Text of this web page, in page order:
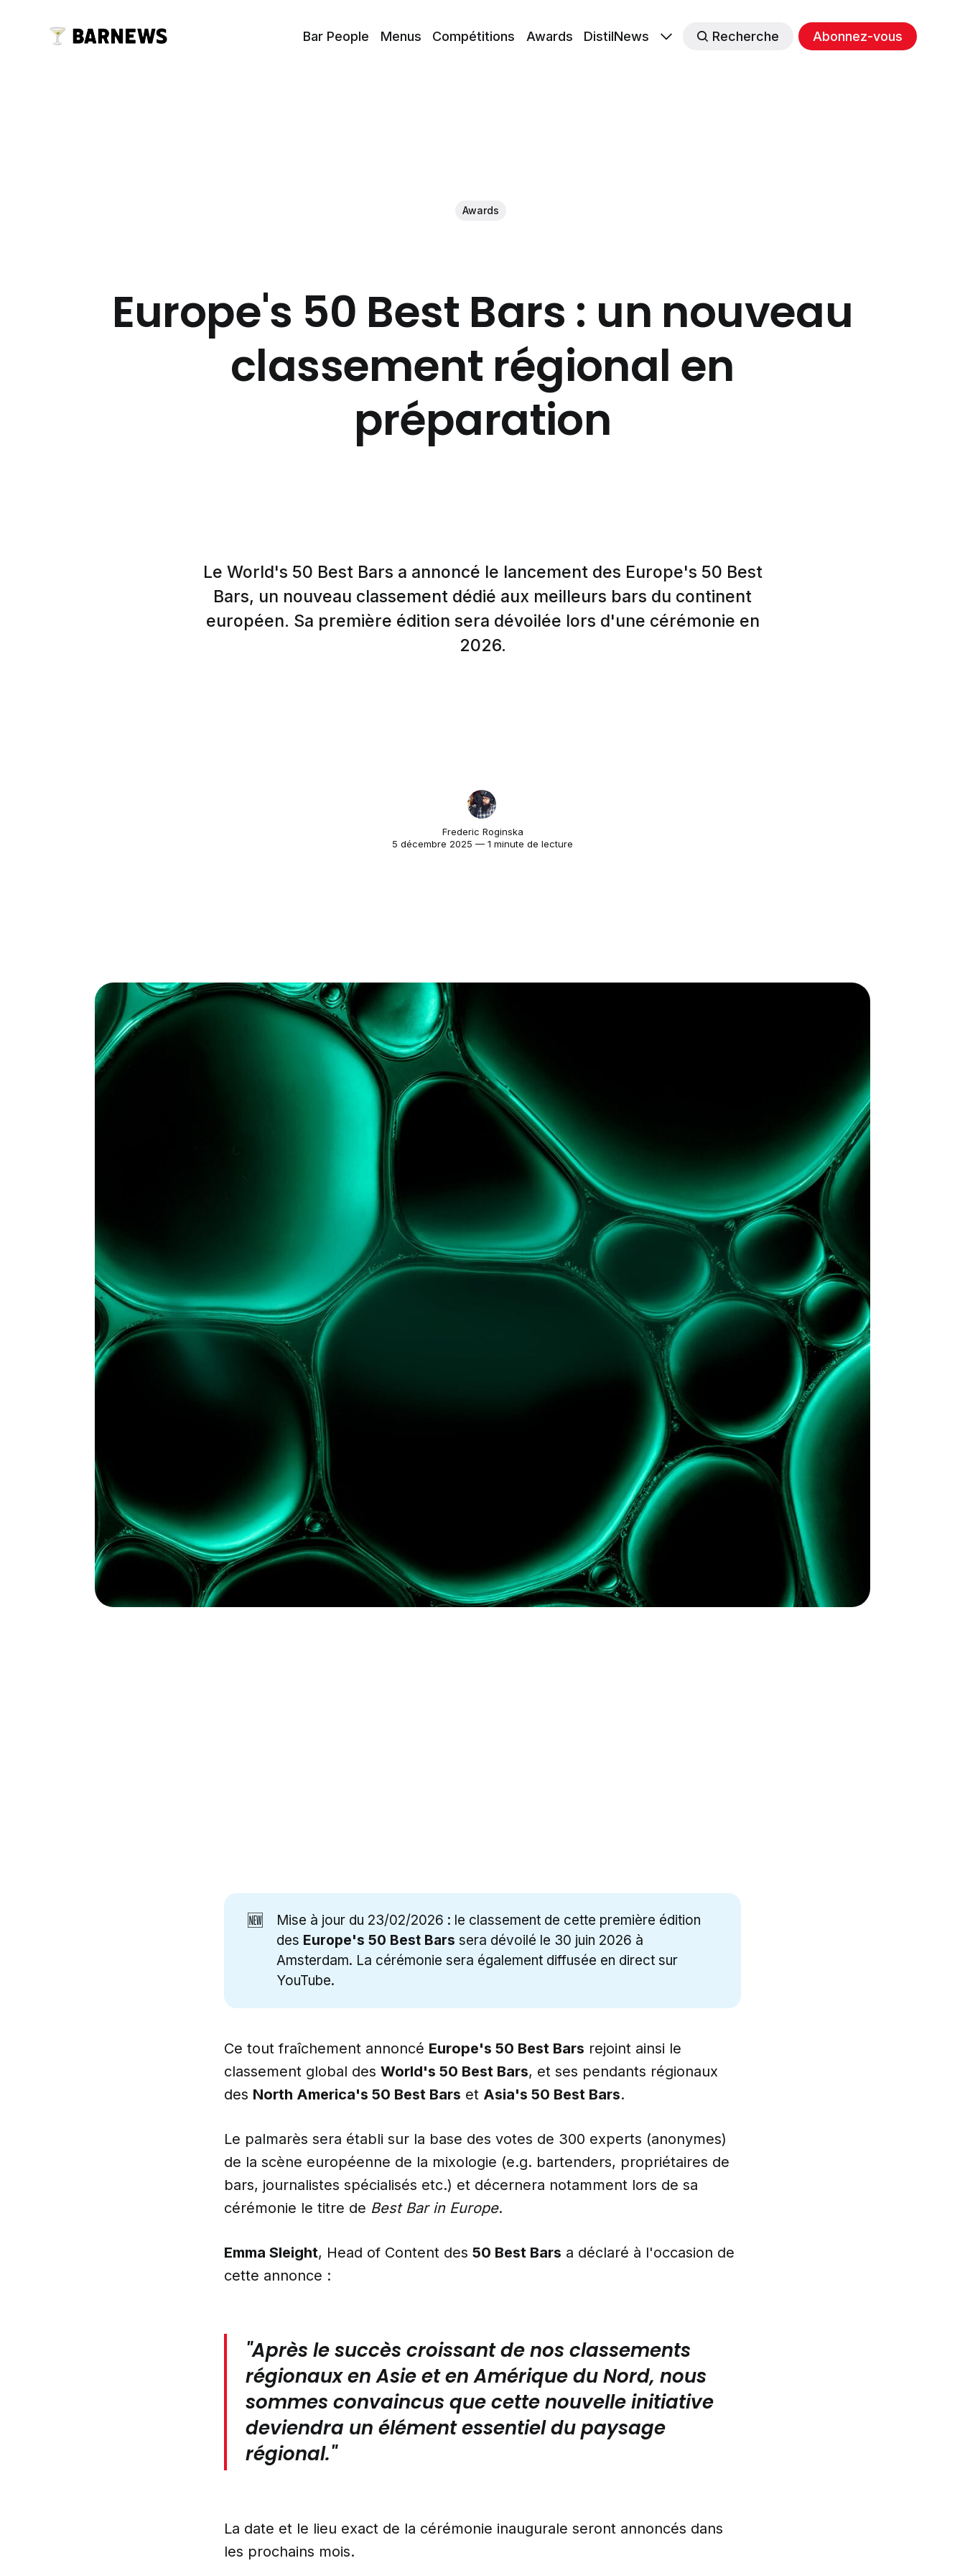
Bar People Menus Compétitions Awards DistilNews Recherche Abonnez-vous
Awards
Europe's 50 Best Bars : un nouveau
classement régional en
préparation
Le World's 50 Best Bars a annoncé le lancement des Europe's 50 Best
Bars, un nouveau classement dédié aux meilleurs bars du continent
européen. Sa première édition sera dévoilée lors d'une cérémonie en
2026.
Frederic Roginska
5 décembre 2025 — 1 minute de lecture
🆕
Mise à jour du 23/02/2026 : le classement de cette première édition
des Europe's 50 Best Bars sera dévoilé le 30 juin 2026 à
Amsterdam. La cérémonie sera également diffusée en direct sur
YouTube.
Ce tout fraîchement annoncé Europe's 50 Best Bars rejoint ainsi le
classement global des World's 50 Best Bars, et ses pendants régionaux
des North America's 50 Best Bars et Asia's 50 Best Bars.
Le palmarès sera établi sur la base des votes de 300 experts (anonymes)
de la scène européenne de la mixologie (e.g. bartenders, propriétaires de
bars, journalistes spécialisés etc.) et décernera notamment lors de sa
cérémonie le titre de Best Bar in Europe.
Emma Sleight, Head of Content des 50 Best Bars a déclaré à l'occasion de
cette annonce :
"Après le succès croissant de nos classements
régionaux en Asie et en Amérique du Nord, nous
sommes convaincus que cette nouvelle initiative
deviendra un élément essentiel du paysage
régional."
La date et le lieu exact de la cérémonie inaugurale seront annoncés dans
les prochains mois.